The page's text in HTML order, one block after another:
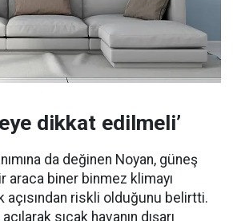
dikkat edilmeli’
da değinen Noyan, güneş
araca biner binmez klimayı
açısından riskli olduğunu belirtti.
sıcak havanın dışarı